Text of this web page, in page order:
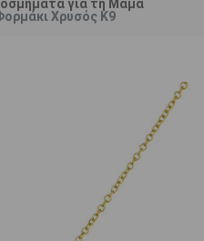
για τη Μαμά
Χρυσός Κ9